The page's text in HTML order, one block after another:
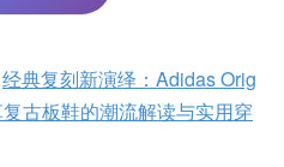
经典复刻新演绎：Adidas Orig
古板鞋的潮流解读与实用穿